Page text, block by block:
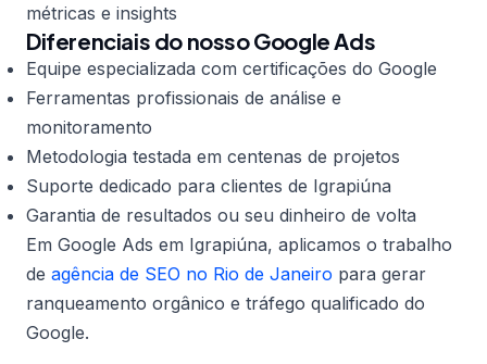
métricas e insights
Diferenciais do nosso Google Ads
Equipe especializada com certificações do Google
Ferramentas profissionais de análise e
monitoramento
Metodologia testada em centenas de projetos
Suporte dedicado para clientes de Igrapiúna
Garantia de resultados ou seu dinheiro de volta
Em Google Ads em Igrapiúna, aplicamos o trabalho
de agência de SEO no Rio de Janeiro para gerar
ranqueamento orgânico e tráfego qualificado do
Google.